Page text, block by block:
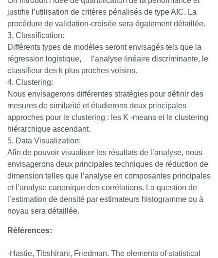
justifie l’utilisation de critères pénalisés de type AIC. La
procédure de validation-croisée sera également détaillée.
Classification:
Différents types de modèles seront envisagés tels que la
régression logistique, l’analyse linéaire discriminante, le
classifieur des k plus proches voisins.
Clustering:
Nous envisagerons différentes stratégies pour définir des
mesures de similarité et étudierons deux principales
approches pour le clustering : les K -means et le clustering
hiérarchique ascendant.
Data Visualization:
Afin de pouvoir visualiser les résultats de l’analyse, nous
envisagerons deux principales techniques de réduction de
dimension telles que l’analyse en composantes principales
et l’analyse canonique des corrélations. La question de
l’estimation de densité par estimateurs histogramme ou à
noyau sera détaillée.
Références:
-Hastie, Tibshirani, Friedman. The elements of statistical